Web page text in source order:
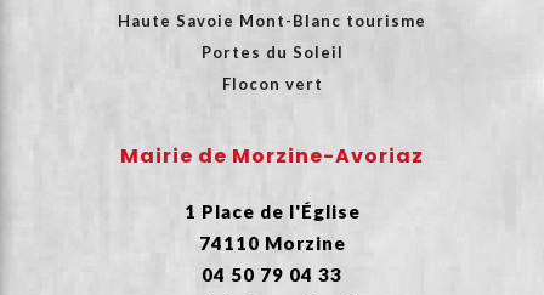
Haute Savoie Mont-Blanc tourisme
Portes du Soleil
Flocon vert
Mairie de Morzine-Avoriaz
1 Place de l'Église
74110 Morzine
04 50 79 04 33